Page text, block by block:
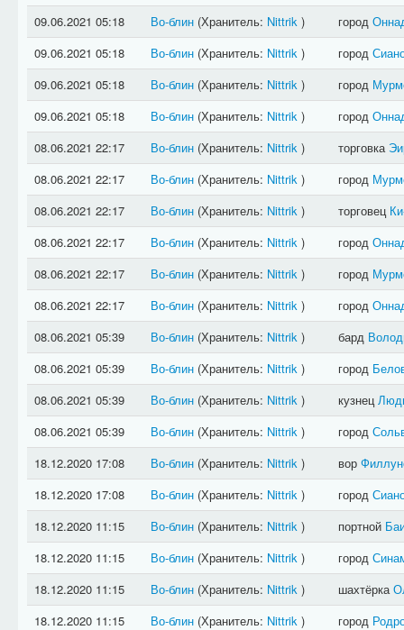
09.06.2021 05:18
Во-блин(Хранитель: Nittrik ) город
09.06.2021 05:18
Во-блин(Хранитель: Nittrik ) город
09.06.2021 05:18
Во-блин(Хранитель: Nittrik ) город
09.06.2021 05:18
Во-блин(Хранитель: Nittrik ) город
08.06.2021 22:17
Во-блин(Хранитель: Nittrik ) торговка
08.06.2021 22:17
Во-блин(Хранитель: Nittrik ) город
08.06.2021 22:17
Во-блин(Хранитель: Nittrik ) торговец
08.06.2021 22:17
Во-блин(Хранитель: Nittrik ) город
08.06.2021 22:17
Во-блин(Хранитель: Nittrik ) город
08.06.2021 22:17
Во-блин(Хранитель: Nittrik ) город
08.06.2021 05:39
Во-блин(Хранитель: Nittrik ) бард
08.06.2021 05:39
Во-блин(Хранитель: Nittrik ) город
08.06.2021 05:39
Во-блин(Хранитель: Nittrik ) кузнец
08.06.2021 05:39
Во-блин(Хранитель: Nittrik ) город
18.12.2020 17:08
Во-блин(Хранитель: Nittrik ) вор
18.12.2020 17:08
Во-блин(Хранитель: Nittrik ) город
18.12.2020 11:15
Во-блин(Хранитель: Nittrik ) портной
18.12.2020 11:15
Во-блин(Хранитель: Nittrik ) город
18.12.2020 11:15
Во-блин(Хранитель: Nittrik ) шахтёрка
18.12.2020 11:15
Во-блин(Хранитель: Nittrik ) город